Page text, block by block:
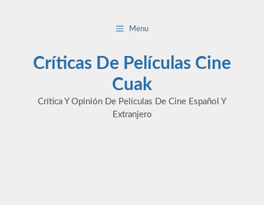
Menu
Críticas De Películas Cine
Cuak
Crítica Y Opinión De Películas De Cine Español Y
Extranjero